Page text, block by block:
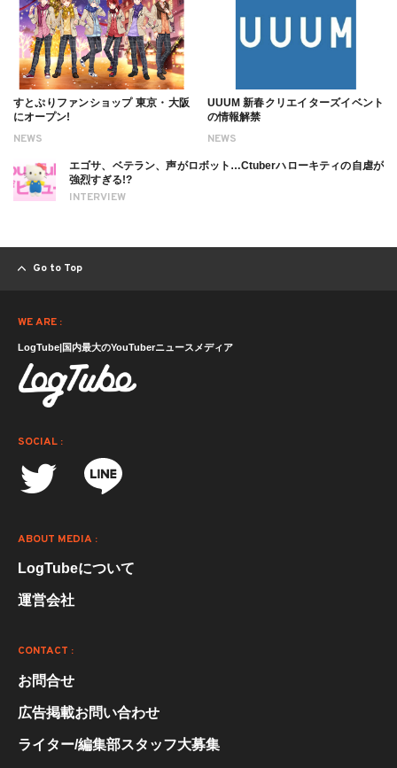
NEWS
すとぷりファンショップ 東京・大阪
にオープン!
NEWS
UUUM 新春クリエイターズイベント
の情報解禁
INTERVIEW
エゴサ、ベテラン、声がロボット…Ctuberハローキティの自虐が
強烈すぎる!?
Go to Top
WE ARE :
LogTube|国内最大のYouTuberニュースメディア
SOCIAL :
ABOUT MEDIA :
LogTubeについて
運営会社
CONTACT :
お問合せ
広告掲載お問い合わせ
ライター/編集部スタッフ大募集